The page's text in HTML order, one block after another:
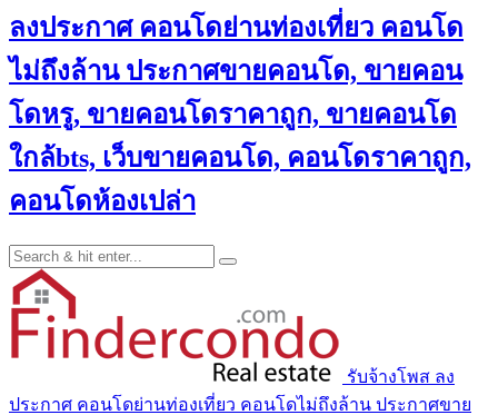
ลงประกาศ คอนโดย่านท่องเที่ยว คอนโด
ไม่ถึงล้าน ประกาศขายคอนโด, ขายคอน
โดหรู, ขายคอนโดราคาถูก, ขายคอนโด
ใกล้bts, เว็บขายคอนโด, คอนโดราคาถูก,
คอนโดห้องเปล่า
รับจ้างโพส ลง
ประกาศ คอนโดย่านท่องเที่ยว คอนโดไม่ถึงล้าน ประกาศขาย